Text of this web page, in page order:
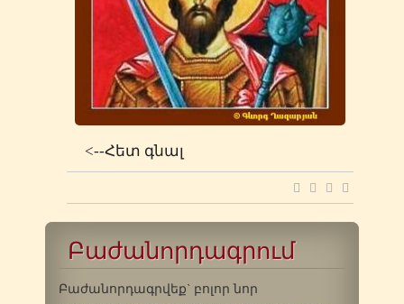
<--Հետ գնալ
Բաժանորդագրում
Բաժանորդագրվեք` բոլոր նոր